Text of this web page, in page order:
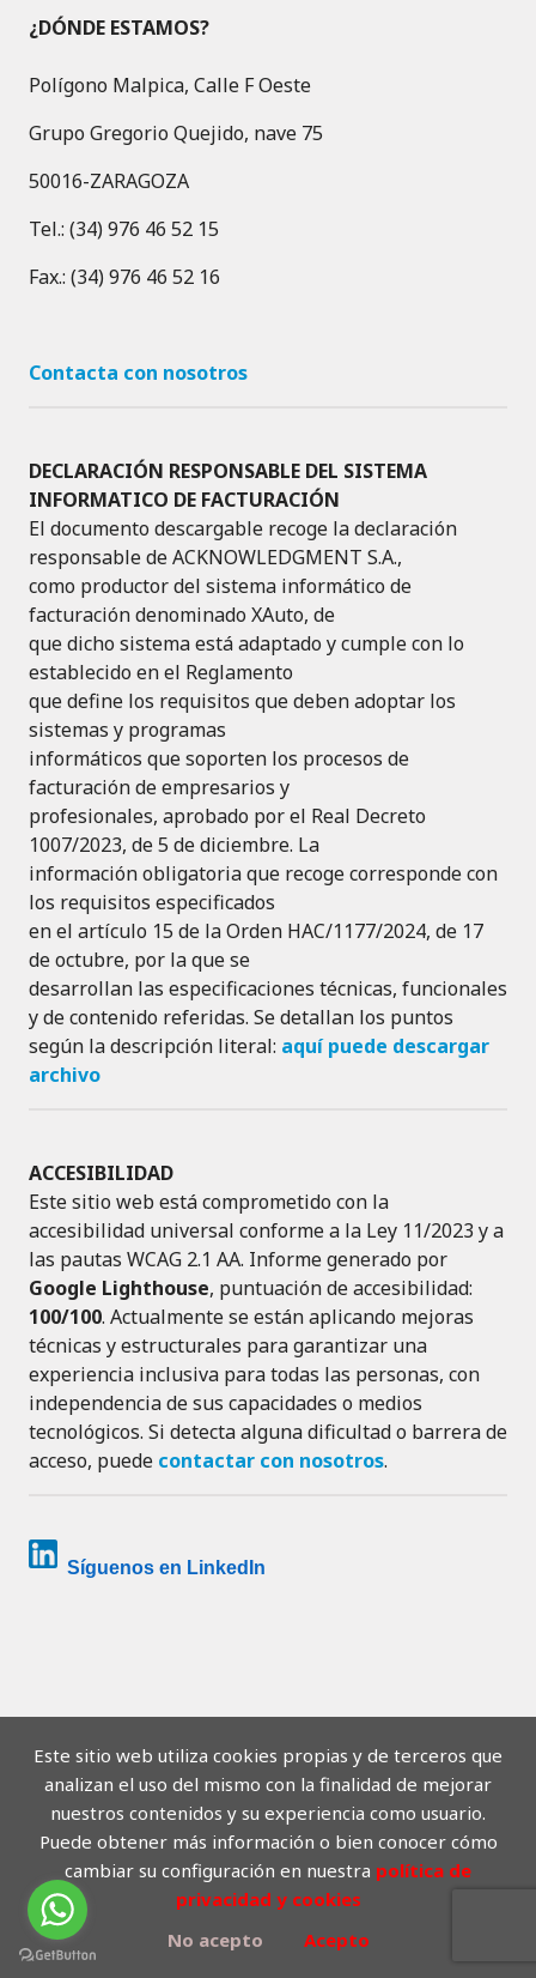
Este sitio web utiliza cookies propias y de terceros que
analizan el uso del mismo con la finalidad de mejorar
nuestros contenidos y su experiencia como usuario.
Puede obtener más información o bien conocer cómo
cambiar su configuración en nuestra política de
privacidad y cookies
No acepto
Acepto
¿DÓNDE ESTAMOS?
Polígono Malpica, Calle F Oeste
Grupo Gregorio Quejido, nave 75
50016-ZARAGOZA
Tel.: (34) 976 46 52 15
Fax.: (34) 976 46 52 16
Contacta con nosotros
DECLARACIÓN RESPONSABLE DEL SISTEMA
INFORMATICO DE FACTURACIÓN
El documento descargable recoge la declaración
responsable de ACKNOWLEDGMENT S.A.,
como productor del sistema informático de
facturación denominado XAuto, de
que dicho sistema está adaptado y cumple con lo
establecido en el Reglamento
que define los requisitos que deben adoptar los
sistemas y programas
informáticos que soporten los procesos de
facturación de empresarios y
profesionales, aprobado por el Real Decreto
1007/2023, de 5 de diciembre. La
información obligatoria que recoge corresponde con
los requisitos especificados
en el artículo 15 de la Orden HAC/1177/2024, de 17
de octubre, por la que se
desarrollan las especificaciones técnicas, funcionales
y de contenido referidas. Se detallan los puntos
según la descripción literal: aquí puede descargar
archivo
ACCESIBILIDAD
Este sitio web está comprometido con la
accesibilidad universal conforme a la Ley 11/2023 y a
las pautas WCAG 2.1 AA. Informe generado por
Google Lighthouse, puntuación de accesibilidad:
100/100. Actualmente se están aplicando mejoras
técnicas y estructurales para garantizar una
experiencia inclusiva para todas las personas, con
independencia de sus capacidades o medios
tecnológicos. Si detecta alguna dificultad o barrera de
acceso, puede contactar con nosotros.
Síguenos en LinkedIn